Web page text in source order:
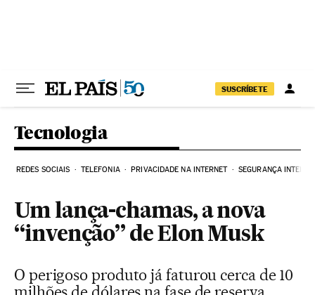
SUSCRÍBETE
Tecnologia
REDES SOCIAIS TELEFONIA PRIVACIDADE NA INTERNET SEGURANÇA
Um lança-chamas, a nova
“invenção” de Elon Musk
O perigoso produto já faturou cerca de 10